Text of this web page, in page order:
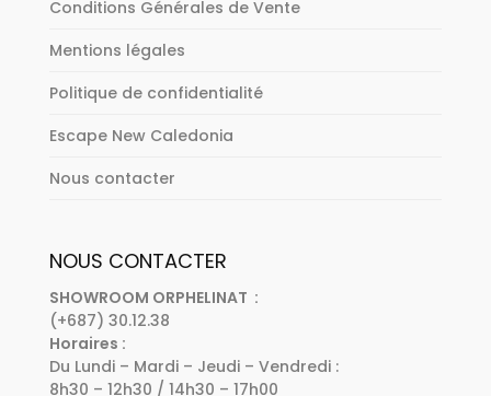
Conditions Générales de Vente
Mentions légales
Politique de confidentialité
Escape New Caledonia
Nous contacter
NOUS CONTACTER
SHOWROOM ORPHELINAT :
(+687) 30.12.38
Horaires :
Du Lundi – Mardi – Jeudi – Vendredi :
8h30 – 12h30 / 14h30 – 17h00